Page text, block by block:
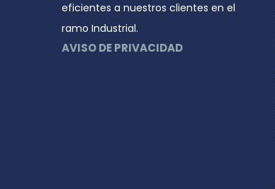
eficientes a nuestros clientes en el
ramo Industrial.
AVISO DE PRIVACIDAD